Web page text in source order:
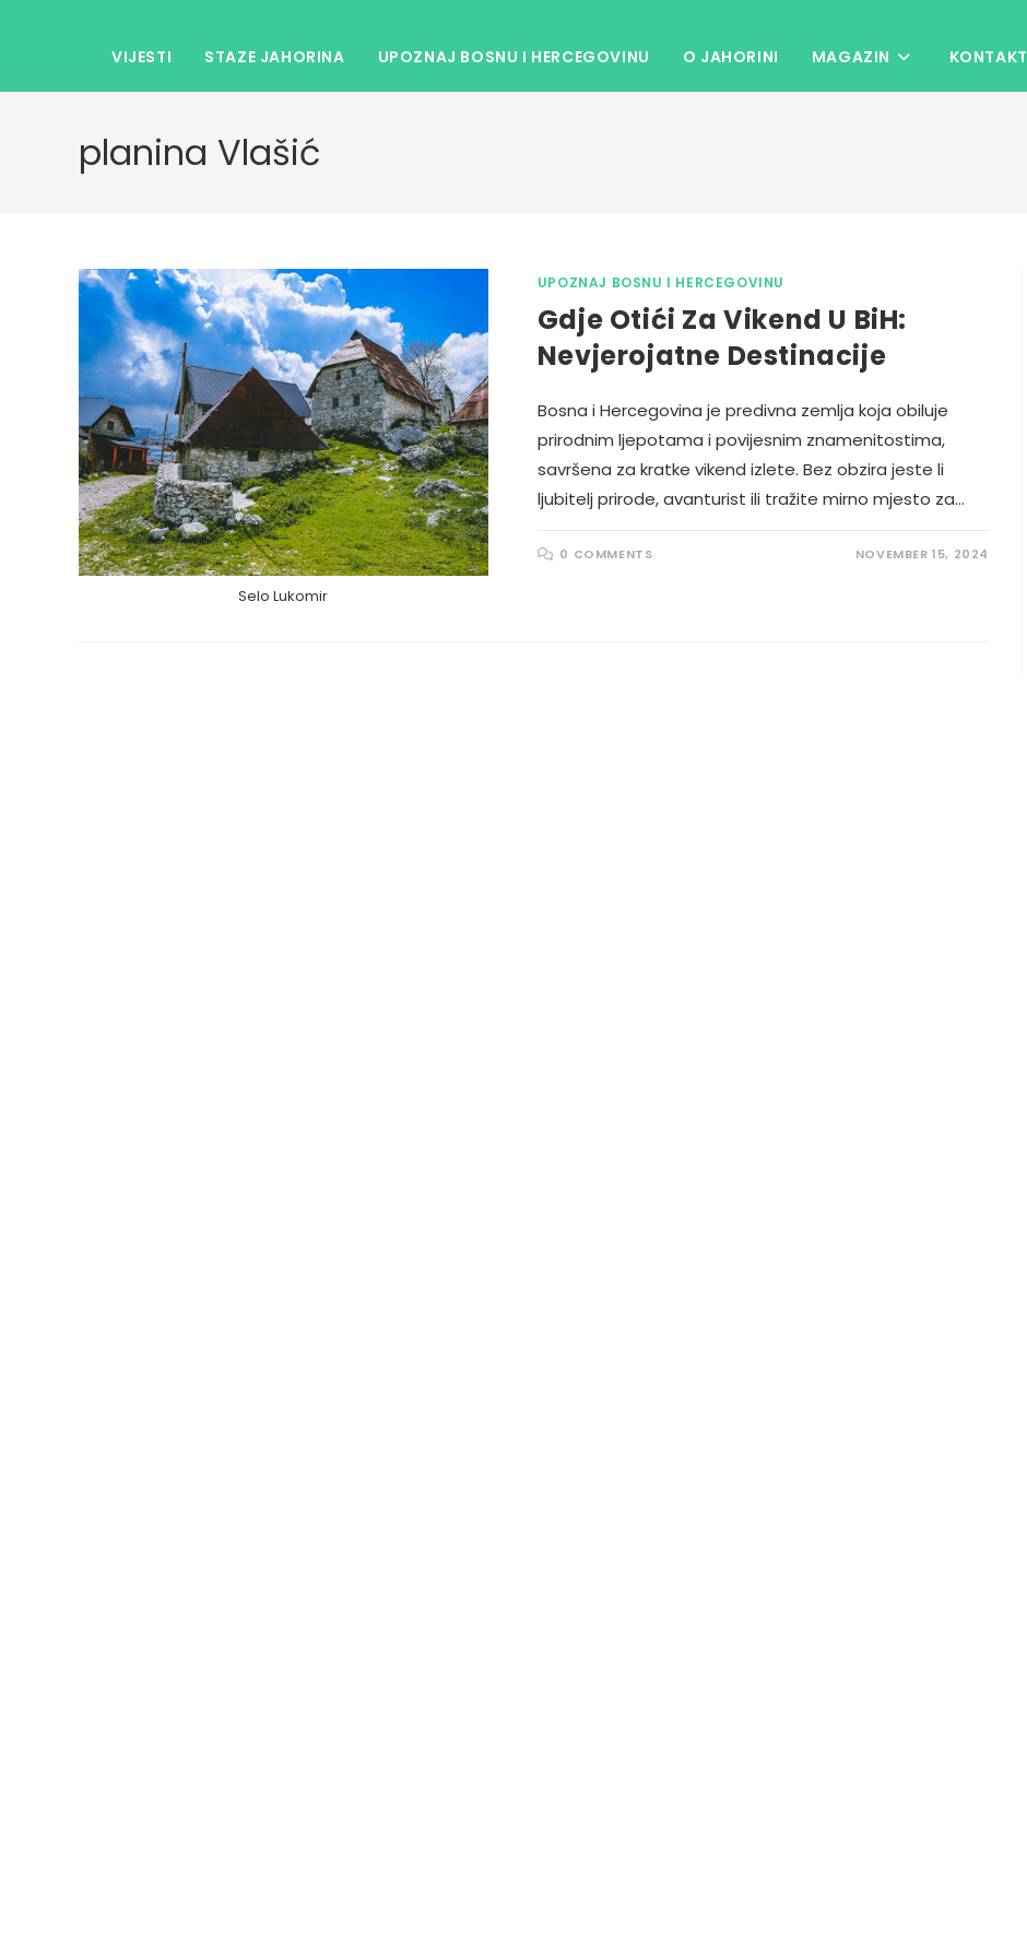
VIJESTI STAZE JAHORINA UPOZNAJ BOSNU I HERCEGOVINU O JAHORINI MAGAZIN KONTAKT
planina Vlašić
Selo Lukomir
UPOZNAJ BOSNU I HERCEGOVINU
Gdje Otići Za Vikend U BiH:
Nevjerojatne Destinacije
Bosna i Hercegovina je predivna zemlja koja obiluje
prirodnim ljepotama i povijesnim znamenitostima,
savršena za kratke vikend izlete. Bez obzira jeste li
ljubitelj prirode, avanturist ili tražite mirno mjesto za…
0 COMMENTS NOVEMBER 15, 2024